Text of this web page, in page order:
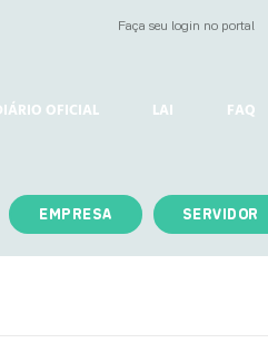
Faça seu login no portal
OFICIAL LAI FAQ
SERVIDOR
EMPRESA